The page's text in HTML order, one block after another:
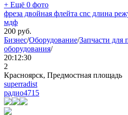
+ Ещё 0 фото
фреза двойная флейта cnc длина
мдф
200 руб.
Бизнес/Оборудование/Запчасти
оборудования/
20:12:30
2
Красноярск, Предмостная площадь
superradist
радио4715